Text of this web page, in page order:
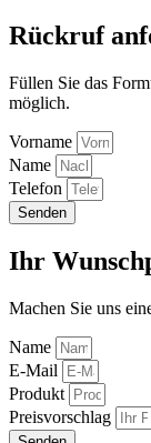
Rückruf
Füllen Sie das
möglich.
Vorname
Name
Telefon
Senden
Ihr
Machen Sie uns
Name
E-Mail
Produkt
Preisvorschlag